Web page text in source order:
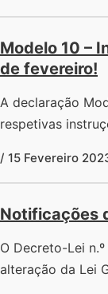
Modelo 10 –
de fevereiro!
A declaração
respetivas
/ 15 Fevereiro
Notificações
O Decreto-Lei
alteração da Lei